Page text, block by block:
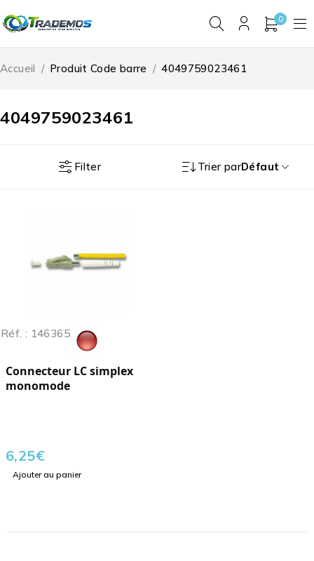
0
4049759023461
Accueil / Produit Code barre / 4049759023461
Filter Trier parDéfaut
Réf. : 146365
Connecteur LC simplex
monomode
6,25€
Ajouter au panier